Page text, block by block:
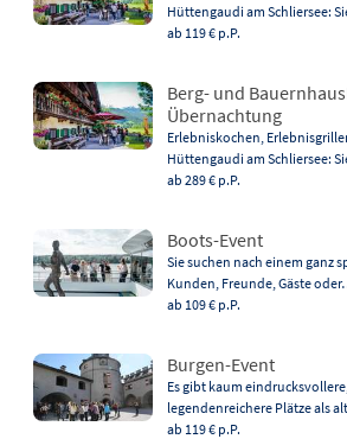
Hüttengaudi am Schliersee:
ab 119 € p.P.
Berg- und
Übernachtung
Erlebniskochen,
Hüttengaudi am Schliersee:
ab 289 € p.P.
Boots-Event
Sie suchen nach einem ganz
Kunden, Freunde, Gäste
ab 109 € p.P.
Burgen-Event
Es gibt kaum
legendenreichere Plätze als
ab 119 € p.P.